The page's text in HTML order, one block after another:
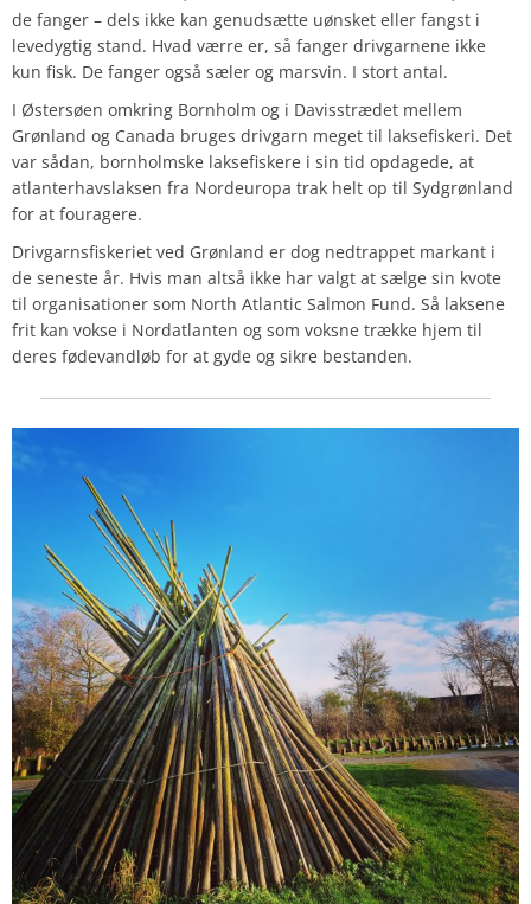
de fanger – dels ikke kan genudsætte uønsket eller fangst i
levedygtig stand. Hvad værre er, så fanger drivgarnene ikke
kun fisk. De fanger også sæler og marsvin. I stort antal.
I Østersøen omkring Bornholm og i Davisstrædet mellem
Grønland og Canada bruges drivgarn meget til laksefiskeri. Det
var sådan, bornholmske laksefiskere i sin tid opdagede, at
atlanterhavslaksen fra Nordeuropa trak helt op til Sydgrønland
for at fouragere.
Drivgarnsfiskeriet ved Grønland er dog nedtrappet markant i
de seneste år. Hvis man altså ikke har valgt at sælge sin kvote
til organisationer som North Atlantic Salmon Fund. Så laksene
frit kan vokse i Nordatlanten og som voksne trække hjem til
deres fødevandløb for at gyde og sikre bestanden.